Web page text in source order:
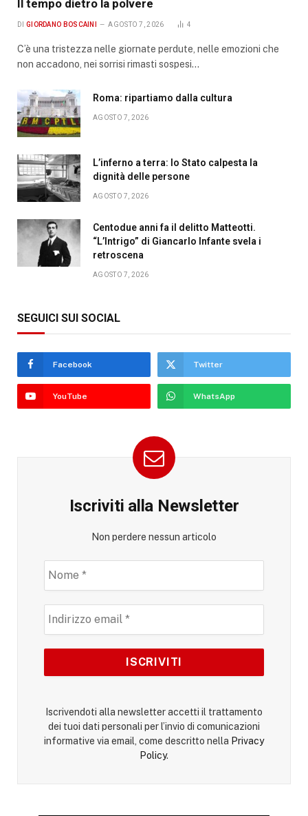
Il tempo dietro la polvere
DI GIORDANO BOSCAINI AGOSTO 7, 2026 4
C’è una tristezza nelle giornate perdute, nelle emozioni che
non accadono, nei sorrisi rimasti sospesi…
Roma: ripartiamo dalla cultura
AGOSTO 7, 2026
L’inferno a terra: lo Stato calpesta la
dignità delle persone
AGOSTO 7, 2026
Centodue anni fa il delitto Matteotti.
“L’Intrigo” di Giancarlo Infante svela i
retroscena
AGOSTO 7, 2026
SEGUICI SUI SOCIAL
Facebook Twitter
YouTube WhatsApp
Iscriviti alla Newsletter
Non perdere nessun articolo
Iscrivendoti alla newsletter accetti il trattamento
dei tuoi dati personali per l’invio di comunicazioni
informative via email, come descritto nella Privacy
Policy.